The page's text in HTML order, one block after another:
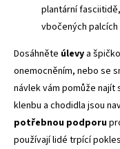
plantární
vbočených palcích
Dosáhněte úlevy a
onemocněním, nebo se
návlek vám pomůže najít
klenbu a chodidla jsou
potřebnou podporu
používají lidé trpící